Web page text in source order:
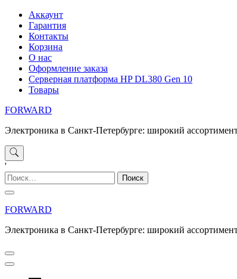
Перейти
содержимому
Аккаунт
Гарантия
Контакты
Корзина
О нас
Оформление заказа
Серверная платформа HP DL380 Gen 10
Товары
FORWARD
Электроника в Санкт-Петербурге: широкий
'
Найти:
FORWARD
Электроника в Санкт-Петербурге: широкий